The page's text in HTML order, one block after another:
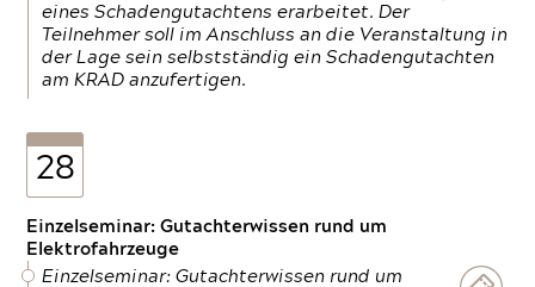
eines Schadengutachtens erarbeitet. Der
Teilnehmer soll im Anschluss an die Veranstaltung in
der Lage sein selbstständig ein Schadengutachten
am KRAD anzufertigen.
28
Einzelseminar: Gutachterwissen rund um
Elektrofahrzeuge
Einzelseminar: Gutachterwissen rund um